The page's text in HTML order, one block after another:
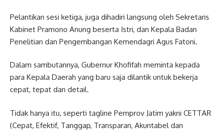
Pelantikan sesi ketiga, juga dihadiri langsung oleh Sekretaris
Kabinet Pramono Anung beserta Istri, dan Kepala Badan
Penelitian dan Pengembangan Kemendagri Agus Fatoni.
Dalam sambutannya, Gubernur Khofifah meminta kepada
para Kepala Daerah yang baru saja dilantik untuk bekerja
cepat, tepat dan detail.
Tidak hanya itu, seperti tagline Pemprov Jatim yakni CETTAR
(Cepat, Efektif, Tanggap, Transparan, Akuntabel dan